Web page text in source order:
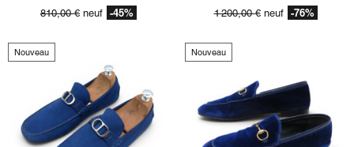
810,00 € neuf -45% 1 200,00 €neuf -76%
Nouveau Nouveau